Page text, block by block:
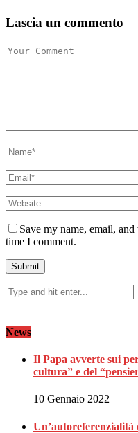
Lascia un commento
Save my name, email,
time I comment.
News
Il Papa avverte sui
cultura” e del
10 Gennaio 2022